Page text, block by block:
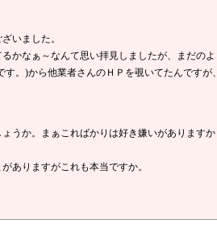
いました。
かなぁ～なんて思い拝見しましたが、まだの
。)から他業者さんのＨＰを覗いてたんですが
うか。まぁこればかりは好き嫌いがあります
ありますがこれも本当ですか。